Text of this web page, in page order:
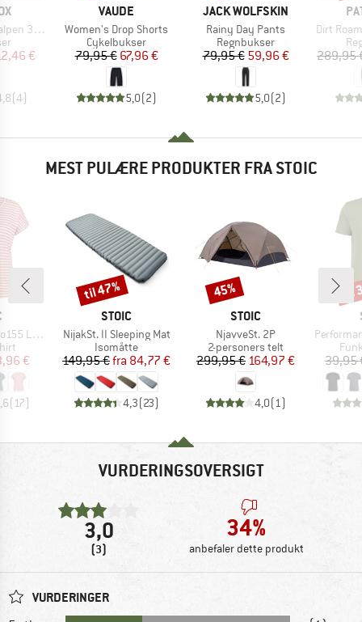
Pants
pris
€
(4)
MÆRKE
VAUDE
Artikel
Women's Drop Shorts
Produktgruppe
Cykelbukser
Pris
79,95 €Nedsat pris
67,96 €
5,0(2)
MÆRKE
JACK WOLFSKIN
Artikel
Rainy Day Pants
Produktgruppe
Regnbukser
Pris
79,95 €Nedsat pris
59,96 €
5,0(2)
Artikel
Dirt
289,95
MEST PULÆRE PRODUKTER FRA STOIC
Shirt Striped
pris
€
(17)
MÆRKE
STOIC
Artikel
NijakSt. II Sleeping Mat
Produktgruppe
Isomåtte
Pris
149,95 € Nedsat pris
fra 84,77 €
4,3(23)
Rabat
til 47%
MÆRKE
STOIC
Artikel
NjavveSt. 2P
Produktgruppe
2-personers telt
Pris
299,95 €Nedsat pris
164,97 €
4,0(1)
Rabat
45%
Artikel
39,95
VURDERINGSOVERSIGT
3,0
(3)
34%
anbefaler dette produkt
VURDERINGER